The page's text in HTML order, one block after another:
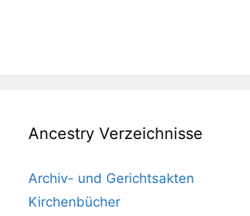
Ancestry Verzeichnisse
Archiv- und Gerichtsakten
Kirchenbücher